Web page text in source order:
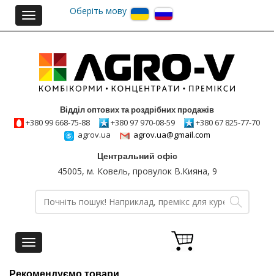
Toggle
navigation
Оберіть мову
Відділ оптових та роздрібних продажів
+380 99 668-75-88
+380 97 970-08-59
+380 67 825-77-70
agrov.ua
agrov.ua@gmail.com
Центральний офіс
45005, м. Ковель, провулок В.Кияна, 9
Toggle
navigation